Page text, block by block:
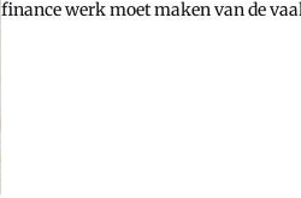
finance werk moet maken van de